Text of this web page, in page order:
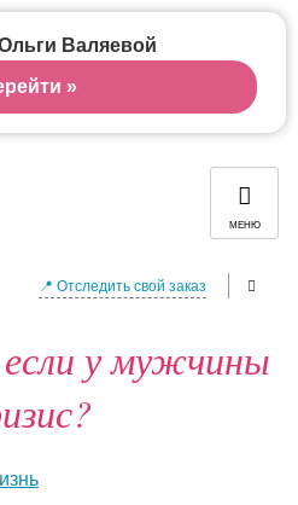
МЕНЮ
📍 Отследить свой заказ
у мужчины
Валяевой
»